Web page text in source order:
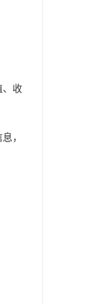
、收
，